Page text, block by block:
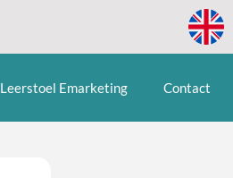
Leerstoel Emarketing Contact